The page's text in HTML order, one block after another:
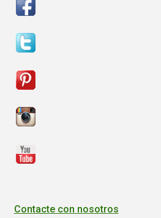
Contacte con nosotros